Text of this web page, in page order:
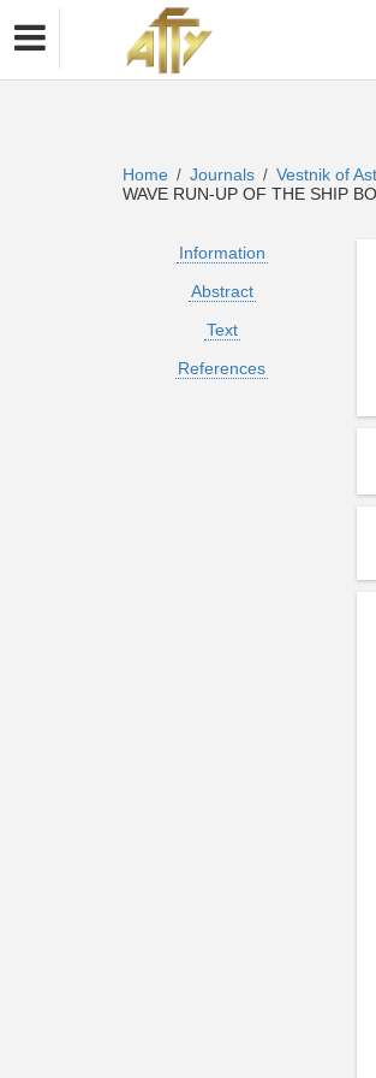
Home / Journals / Vestnik of
WAVE RUN-UP OF THE SHIP
Information
Abstract
Text
References